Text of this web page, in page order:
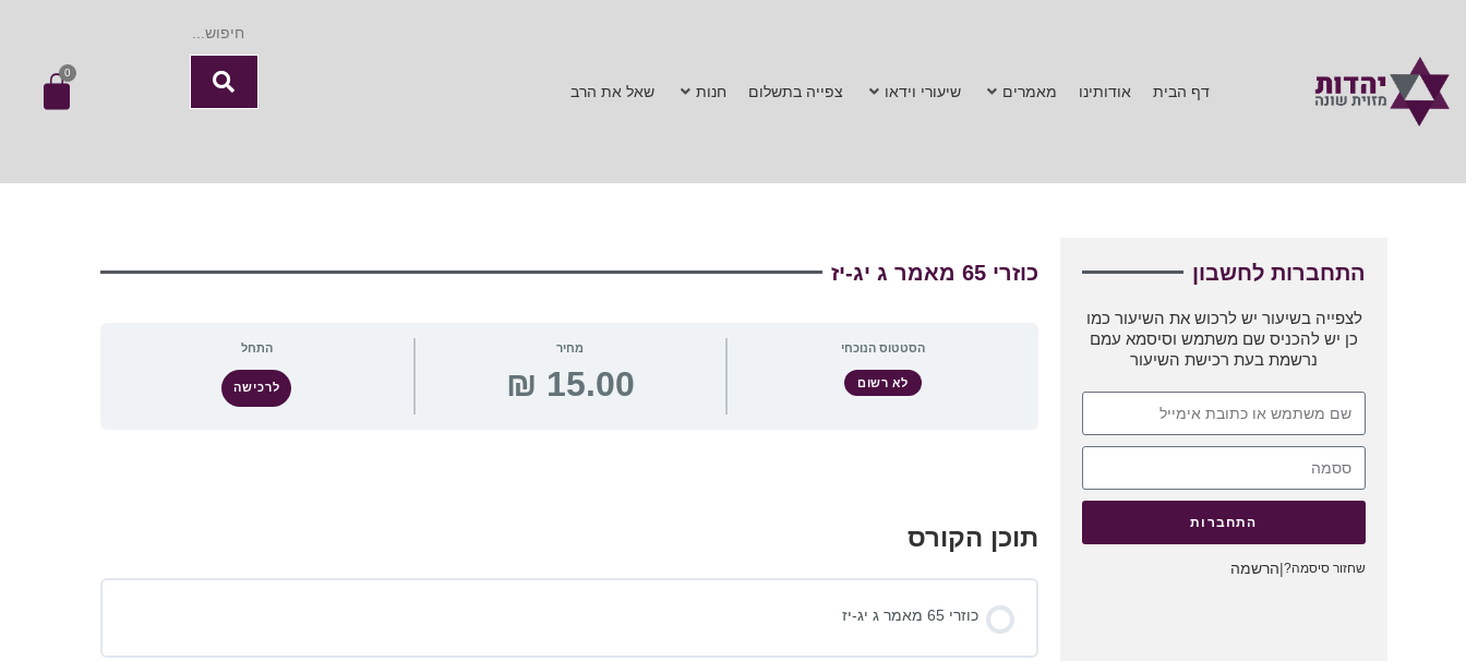
דף הבית אודותינו מאמרים שיעורי וידאו צפייה בתשלום חנות שאל את הרב
0
התחברות לחשבון
לצפייה בשיעור יש לרכוש את השיעור כמו
כן יש להכניס שם משתמש וסיסמא עמם
נרשמת בעת רכישת השיעור
התחברות
שחזור סיסמה?|הרשמה
כוזרי 65 מאמר ג יג-יז
הסטטוס הנוכחי
לא רשום
מחיר התחל
לרכישה
תוכן הקורס
כוזרי 65 מאמר ג יג-יז